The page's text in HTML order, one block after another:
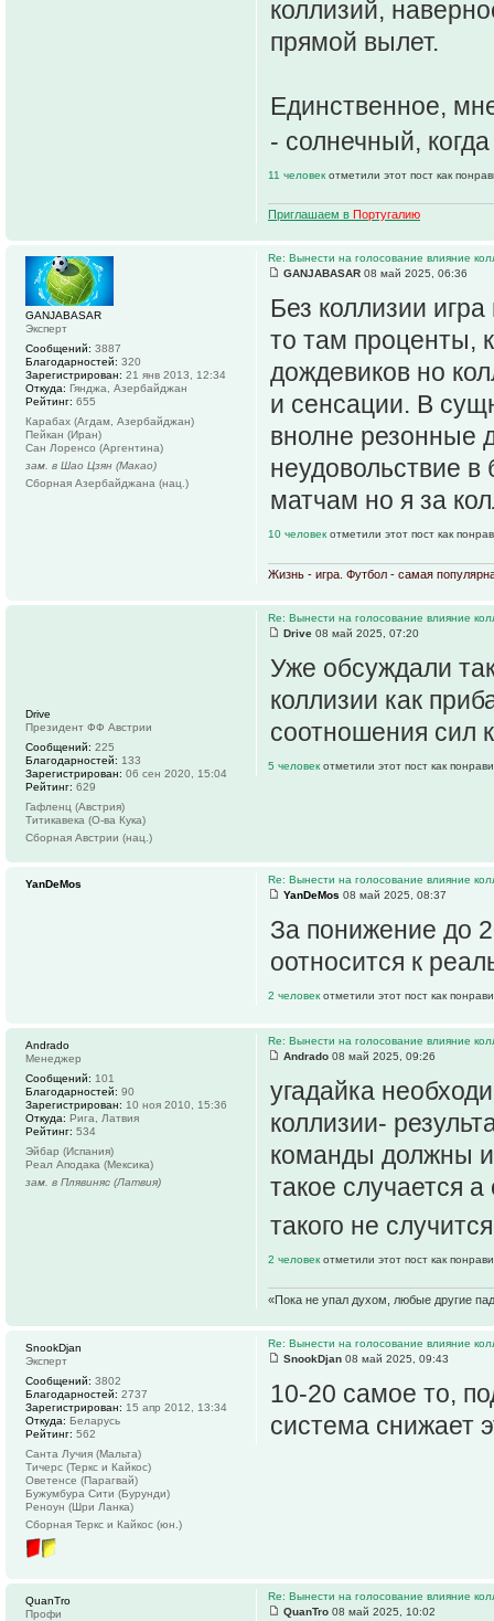
коллизий,
прямой вылет.
Единственное,
- солнечный,
11 человек отметили этот пост как
Приглашаем в Португалию
Re: Вынести на голосование влияние
GANJABASAR 08 май 2025, 06:36
Без коллизии
то там проценты,
дождевиков но
и сенсации. В
внолне резонные
неудовольствие
матчам но я за
10 человекотметили этот пост как
Жизнь - игра. Футбол - самая
GANJABASAR
Эксперт
Сообщений: 3887
Благодарностей: 320
Зарегистрирован: 21 янв 2013, 12:34
Откуда: Гянджа, Азербайджан
Рейтинг: 655
Карабах (Агдам, Азербайджан)
Пейкан (Иран)
Сан Лоренсо (Аргентина)
зам. в Шао Цзян (Макао)
Сборная Азербайджана (нац.)
Re: Вынести на голосование влияние
Drive 08 май 2025, 07:20
Уже обсуждали
коллизии как
соотношения сил
5 человек отметили этот пост как
Drive
Президент ФФ Австрии
Сообщений: 225
Благодарностей: 133
Зарегистрирован: 06 сен 2020, 15:04
Рейтинг: 629
Гафленц (Австрия)
Титикавека (О-ва Кука)
Сборная Австрии (нац.)
Re: Вынести на голосование влияние
YanDeMos 08 май 2025, 08:37
За понижение до
оотносится к
2 человек отметили этот пост как
YanDeMos
Re: Вынести на голосование влияние
Andrado 08 май 2025, 09:26
угадайка
коллизии-
команды должны
такое случается
такого не
2 человек отметили этот пост как
«Пока не упал духом, любые другие
Andrado
Менеджер
Сообщений: 101
Благодарностей: 90
Зарегистрирован: 10 ноя 2010, 15:36
Откуда: Рига, Латвия
Рейтинг: 534
Эйбар (Испания)
Реал Аподака (Мексика)
зам. в Плявиняс (Латвия)
Re: Вынести на голосование влияние
SnookDjan 08 май 2025, 09:43
10-20 самое то,
система снижает
SnookDjan
Эксперт
Сообщений: 3802
Благодарностей: 2737
Зарегистрирован: 15 апр 2012, 13:34
Откуда: Беларусь
Рейтинг: 562
Санта Лучия (Мальта)
Тичерс (Теркс и Кайкос)
Оветенсе (Парагвай)
Бужумбура Сити (Бурунди)
Реноун (Шри Ланка)
Сборная Теркс и Кайкос (юн.)
Re: Вынести на голосование влияние
QuanTro 08 май 2025, 10:02
QuanTro
Профи